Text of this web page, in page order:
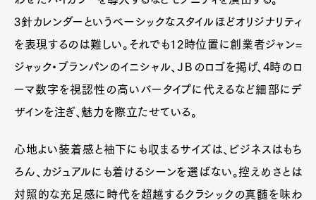
3針カレンダーというベーシックなスタイルほどオリジナリティ
を表現するのは難しい。それでも12時位置に創業者ジャン=
ジャック・ブランパンのイニシャル、ＪＢのロゴを掲げ、4時のロ
ーマ数字を視認性の高いバータイプに代えるなど細部にデ
ザインを注ぎ、魅力を際立たせている。
心地よい装着感と袖下にも収まるサイズは、ビジネスはもち
ろん、カジュアルにも着けるシーンを選ばない。控えめさとは
対照的な充足感に時代を超越するクラシックの真髄を味わ